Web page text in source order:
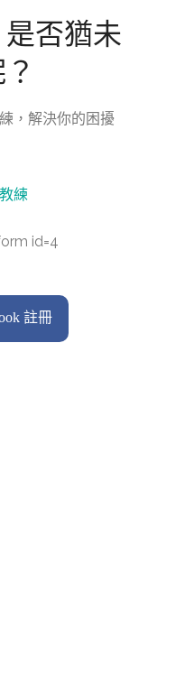
否猶未
，解決你的困擾
練
id=4
註冊